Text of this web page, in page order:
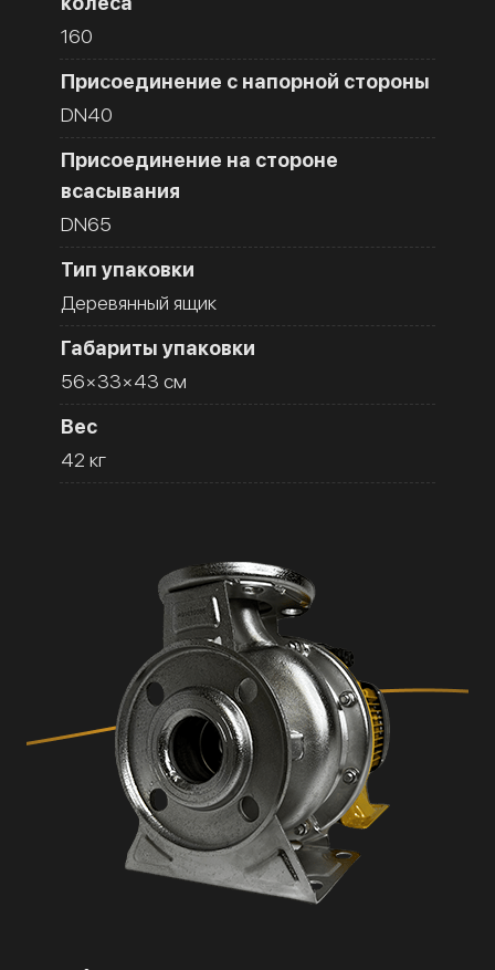
160
Присоединение с напорной стороны
DN40
Присоединение на стороне
всасывания
DN65
Тип упаковки
Деревянный ящик
Габариты упаковки
56×33×43 см
Вес
42 кг